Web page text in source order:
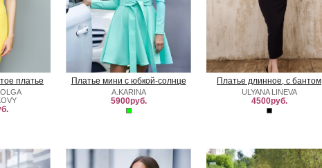
платье Платье мини с юбкой-солнце
A.KARINA
5900руб.
Платье длинное, с бантом
ULYANA LINEVA
4500руб.